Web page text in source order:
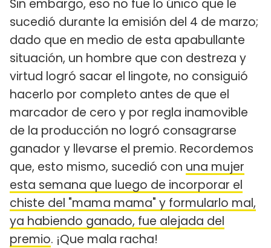
Sin embargo, eso no fue lo único que le
sucedió durante la emisión del 4 de marzo;
dado que en medio de esta apabullante
situación, un hombre que con destreza y
virtud logró sacar el lingote, no consiguió
hacerlo por completo antes de que el
marcador de cero y por regla inamovible
de la producción no logró consagrarse
ganador y llevarse el premio. Recordemos
que, esto mismo, sucedió con una mujer
esta semana que luego de incorporar el
chiste del "mama mama" y formularlo mal,
ya habiendo ganado, fue alejada del
premio. ¡Que mala racha!